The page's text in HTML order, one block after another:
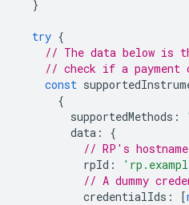
}
try {
// The data below is
// check if a payment
const
{
supportedMethods :
data :
{
// RP's
rpId :
// A dummy
credentialIds : [